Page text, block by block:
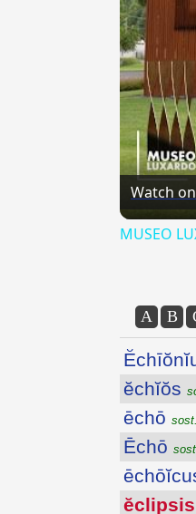
Watch on
MUSEO
A B
ĕchĭŏs
ēchō
Ēchō
ĕclipsis